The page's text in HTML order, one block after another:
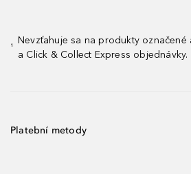
¹
Nevzťahuje sa na produkty označené
a Click & Collect Express objednávky.
Platební metody